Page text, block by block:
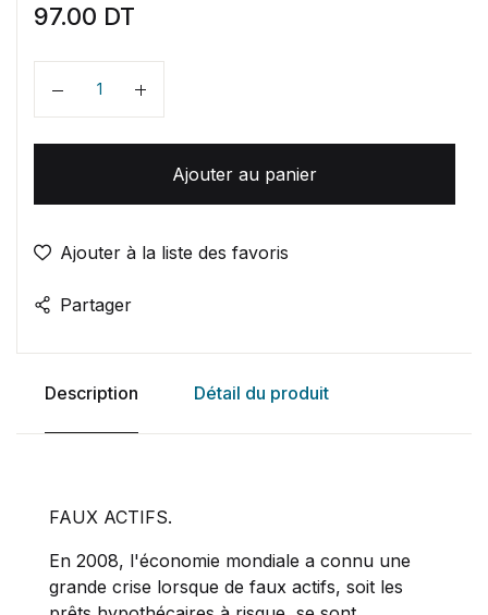
97.00 DT
Quantité
Ajouter au panier
Ajouter à la liste des favoris
Partager
Description Détail du produit
FAUX ACTIFS.
En 2008, l'économie mondiale a connu une
grande crise lorsque de faux actifs, soit les